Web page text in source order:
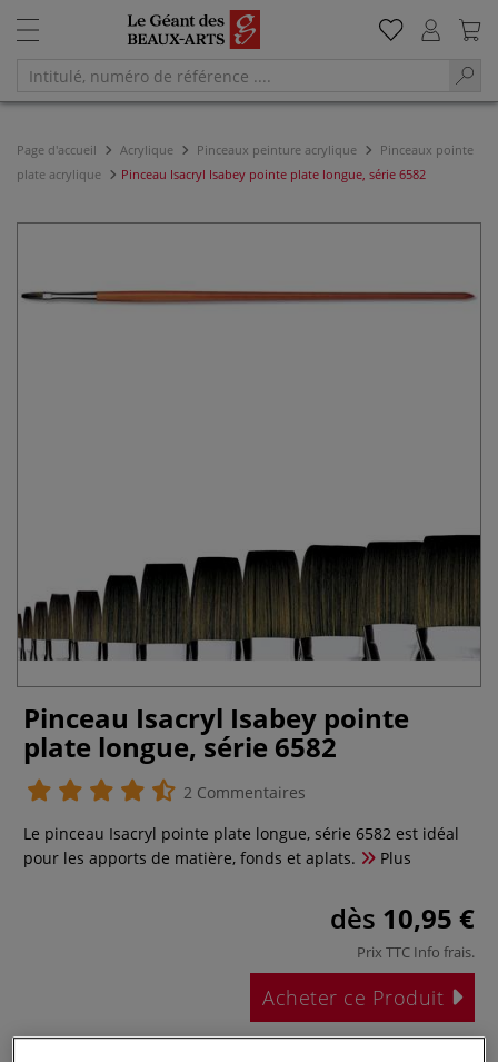
Page d'accueil Acrylique Pinceaux peinture acrylique
Pinceaux pointe
plate acrylique
Pinceau Isacryl Isabey pointe plate longue, série 6582
Pinceau Isacryl Isabey pointe
plate longue, série 6582
2 Commentaires
Le pinceau Isacryl pointe plate longue, série 6582 est idéal
pour les apports de matière, fonds et aplats.
Plus
dès 10,95 €
Prix TTC Info frais.
Acheter ce Produit